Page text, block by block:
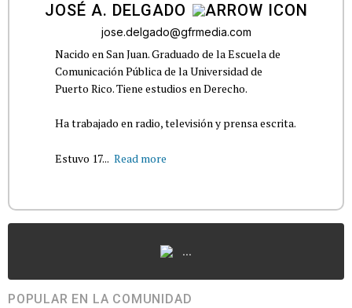
JOSÉ A. DELGADO
jose.delgado@gfrmedia.com
Nacido en San Juan. Graduado de la Escuela de
Comunicación Pública de la Universidad de
Puerto Rico. Tiene estudios en Derecho.
Ha trabajado en radio, televisión y prensa escrita.
Estuvo 17... Read more
...
POPULAR EN LA COMUNIDAD